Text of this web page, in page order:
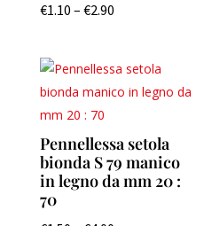
€1.10 – €2.90
Pennellessa setola
bionda S 79 manico
in legno da mm 20 :
70